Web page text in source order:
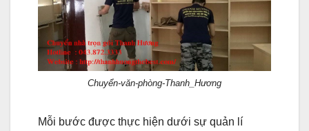
Chuyển-văn-phòng-Thanh_Hương
Mỗi bước được thực hiện dưới sự quản lí